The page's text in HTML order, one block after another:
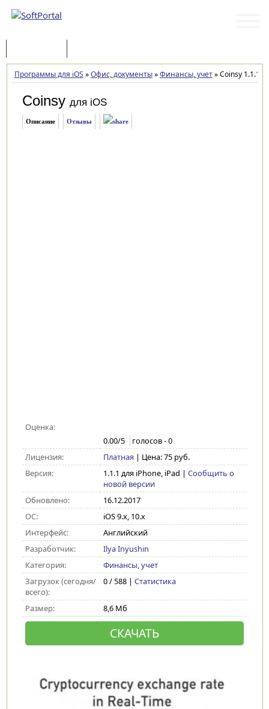
Программы для iOS »Офис, документы»Финансы, учет»Coinsy 1.1.1
Coinsy для iOS
Описание Отзывы
Оценка:
0.00/5 голосов -0
Лицензия:
Платная | Цена: 75 руб.
Версия:
1.1.1 для iPhone, iPad | Сообщить о
новой версии
Обновлено:
16.12.2017
ОС:
iOS 9.x, 10.x
Интерфейс:
Английский
Разработчик:
Ilya Inyushin
Категория:
Финансы, учет
Загрузок (сегодня/
всего):
0 / 588 | Статистика
Размер: 8,6 Мб
СКАЧАТЬ